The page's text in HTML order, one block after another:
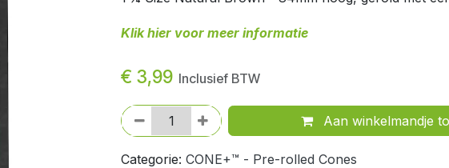
Klik hier voor meer informatie
€ 3,99 Inclusief BTW
Aan winkelmandje
Categorie: CONE+™ - Pre-rolled Cones